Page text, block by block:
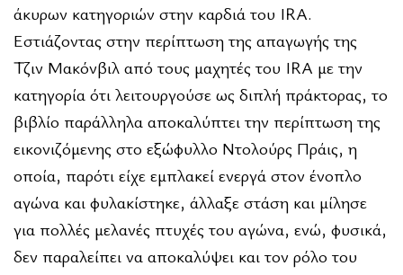
άκυρων κατηγοριών στην καρδιά του IRA.
Εστιάζοντας στην περίπτωση της απαγωγής της
Τζιν Μακόνβιλ από τους μαχητές του IRA με την
κατηγορία ότι λειτουργούσε ως διπλή πράκτορας, το
βιβλίο παράλληλα αποκαλύπτει την περίπτωση της
εικονιζόμενης στο εξώφυλλο Ντολούρς Πράις, η
οποία, παρότι είχε εμπλακεί ενεργά στον ένοπλο
αγώνα και φυλακίστηκε, άλλαξε στάση και μίλησε
για πολλές μελανές πτυχές του αγώνα, ενώ, φυσικά,
δεν παραλείπει να αποκαλύψει και τον ρόλο του